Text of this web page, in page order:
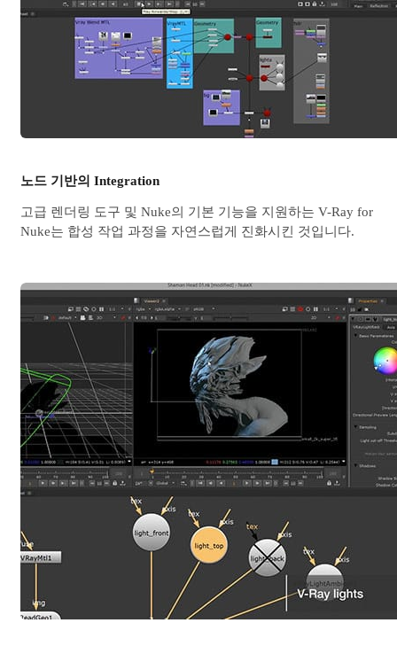
노드 기반의 Integration
고급 렌더링 도구 및 Nuke의 기본 기능을 지원하는 V-Ray for
Nuke는 합성 작업 과정을 자연스럽게 진화시킨 것입니다.